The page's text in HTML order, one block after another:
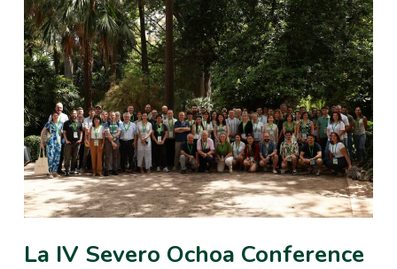
La IV Severo Ochoa Conference